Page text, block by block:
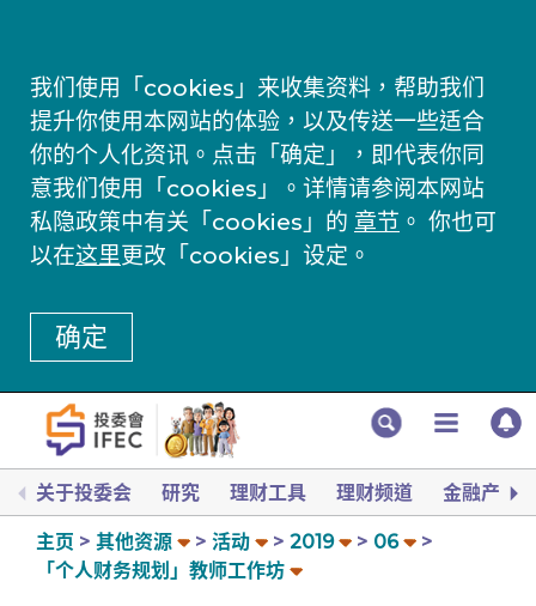
我们使用「cookies」来收集资料，帮助我们
提升你使用本网站的体验，以及传送一些适合
你的个人化资讯。点击「确定」，即代表你同
意我们使用「cookies」。详情请参阅本网站
私隐政策中有关「cookies」的 章节 。 你也可
以在这里更改「cookies」设定。
确定
关于投委会 研究 理财工具 理财频道 金融产品
主页 其他资源 活动 2019
06
「个人财务规划」教师工作坊